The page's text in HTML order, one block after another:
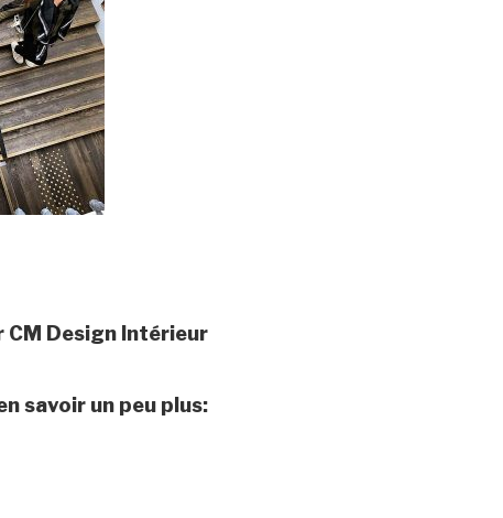
CM Design Intérieur
savoir un peu plus: